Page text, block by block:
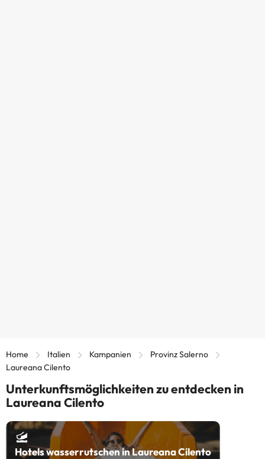
Home Italien Kampanien
Provinz Salerno
Laureana Cilento
Unterkunftsmöglichkeiten zu entdecken in
Laureana Cilento
Hotels wasserrutschen in Laureana Cilento